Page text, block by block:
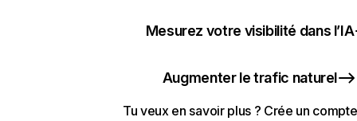
Mesurez votre visibilité dans l’IA
Augmenter le trafic naturel
Tu veux en savoir plus ? Crée un compte